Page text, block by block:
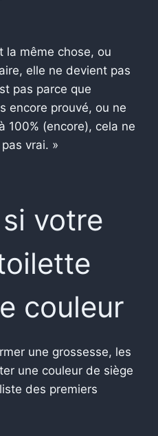
la même chose, ou
elle ne devient pas
pas parce que
encore prouvé, ou ne
100% (encore), cela ne
vrai. »
votre
couleur
une grossesse, les
une couleur de siège
des premiers